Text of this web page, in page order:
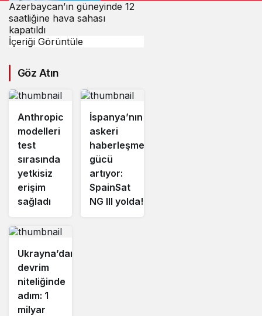
Azerbaycan’ın güneyinde 12
saatliğine hava sahası
kapatıldı
İçeriği Görüntüle
Göz Atın
Anthropic
modelleri
test
sırasında
yetkisiz
erişim
sağladı
İspanya’nın
askeri
haberleşme
gücü
artıyor:
SpainSat
NG III yolda!
Ukrayna’dan
devrim
niteliğinde
adım: 1
milyar